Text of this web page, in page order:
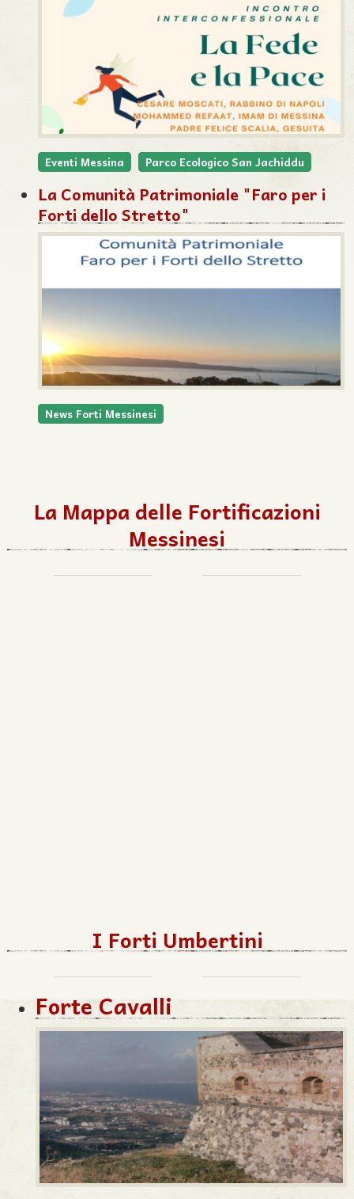
Eventi Messina Parco Ecologico San Jachiddu
La Comunità Patrimoniale "Faro per i
Forti dello Stretto"
News Forti Messinesi
La Mappa delle Fortificazioni
Messinesi
I Forti Umbertini
Forte Cavalli